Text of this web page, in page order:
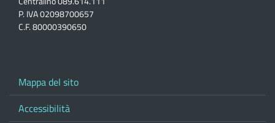
P. IVA 02098700657
C.F. 80000390650
Mappa del sito
Accessibilità